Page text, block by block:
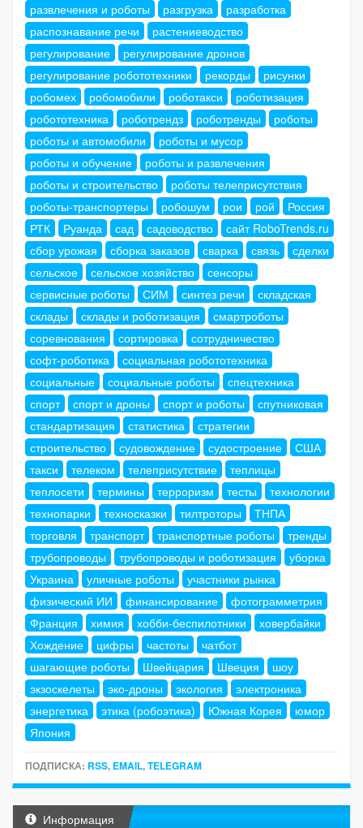
развлечения и роботы
разгрузка
разработка
распознавание речи
растениеводство
регулирование
регулирование дронов
регулирование робототехники
рекорды
рисунки
робомех
робомобили роботакси
роботизация
робототехника
роботрендз роботренды
роботы
роботы и автомобили
роботы и мусор
роботы и обучение
роботы и развлечения
роботы и строительство
роботы телеприсутствия
роботы-транспортеры
робошум рои рой
Россия
РТК
Руанда сад садоводство
сайт RoboTrends.ru
сбор урожая
сборка заказов сварка связь
сделки
сельское
сельское хозяйство
сенсоры
сервисные роботы
СИМ синтез речи
складская
склады
склады и роботизация
смартроботы
соревнования
сортировка
сотрудничество
софт-роботика
социальная робототехника
социальные
социальные роботы
спецтехника
спорт
спорт и дроны спорт и роботы
спутниковая
стандартизация
статистика
стратегии
строительство
судовождение судостроение
США
такси
телеком телеприсутствие
теплицы
теплосети
термины терроризм тесты
технологии
технопарки
техносказки тилтроторы
ТНПА
торговля
транспорт транспортные роботы
тренды
трубопроводы
трубопроводы и роботизация
уборка
Украина
уличные роботы
участники рынка
физический ИИ
финансирование
фотограмметрия
Франция
химия хобби-беспилотники
ховербайки
Хождение
цифры частоты
чатбот
шагающие роботы
Швейцария Швеция
шоу
экзоскелеты
эко-дроны экология
электроника
энергетика
этика (робоэтика) Южная Корея
юмор
Япония
ПОДПИСКА: RSS, EMAIL,TELEGRAM
Информация